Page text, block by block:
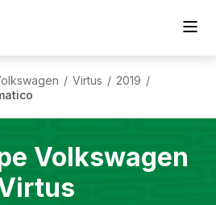
/ Virtus / 2019 /
Volkswagen